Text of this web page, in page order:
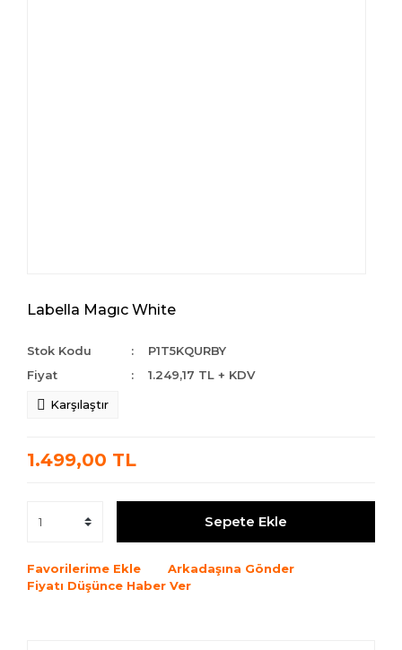
Labella Magıc White
Stok Kodu
P1T5KQURBY
Fiyat
1.249,17 TL + KDV
Karşılaştır
1.499,00 TL
Sepete Ekle
Favorilerime Ekle
Arkadaşına Gönder
Fiyatı Düşünce Haber Ver